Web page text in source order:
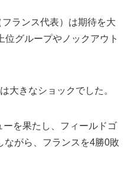
ランス代表）は期待を大
グループやノックアウト
大きなショックでした。
を果たし、フィールドゴ
ながら、フランスを4勝0敗